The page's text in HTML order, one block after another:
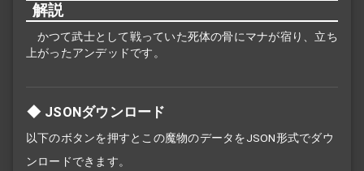
解説
かつて武士として戦っていた死体の骨にマナが宿り、立ち
上がったアンデッドです。
JSONダウンロード
以下のボタンを押すとこの魔物のデータをJSON形式でダウ
ンロードできます。